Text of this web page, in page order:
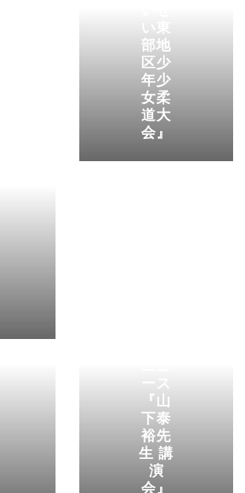
い東
部地
区少
年少
女柔
道大
会』
ース
『山
下泰
裕先
生 講
演
会』